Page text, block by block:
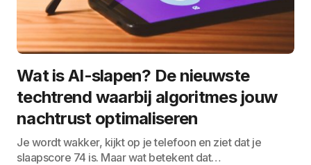
Wat is AI-slapen? De nieuwste
techtrend waarbij algoritmes jouw
nachtrust optimaliseren
Je wordt wakker, kijkt op je telefoon en ziet dat je
slaapscore 74 is. Maar wat betekent dat…